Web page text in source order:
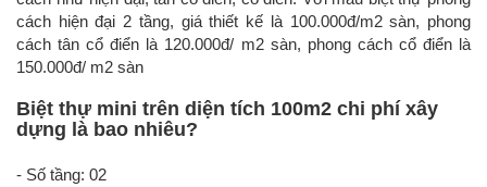
cách hiện đại 2 tầng, giá thiết kế là 100.000đ/m2 sàn, phong
cách tân cổ điển là 120.000đ/ m2 sàn, phong cách cổ điển là
150.000đ/ m2 sàn
Biệt thự mini trên diện tích 100m2 chi phí xây
dựng là bao nhiêu?
- Số tầng: 02